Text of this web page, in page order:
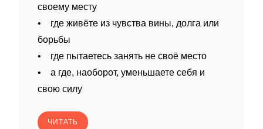
своему месту
• где живёте из чувства вины, долга или
борьбы
• где пытаетесь занять не своё место
• а где, наоборот, уменьшаете себя и
свою силу
ЧИТАТЬ